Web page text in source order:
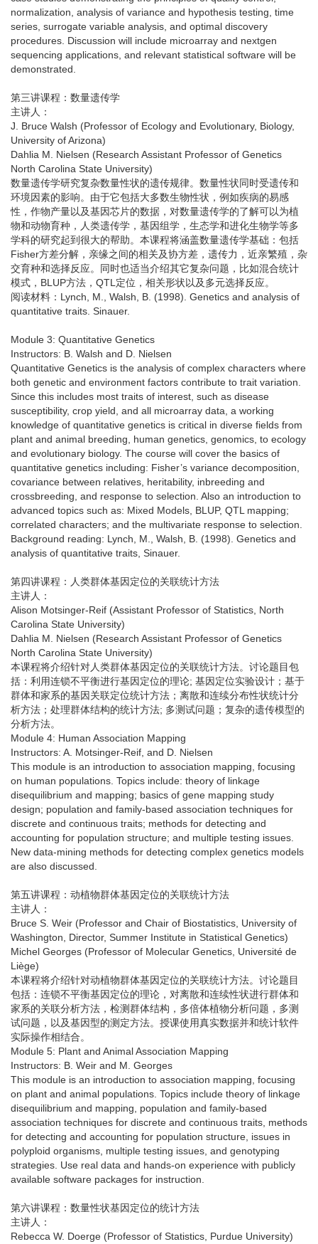
normalization, analysis of variance and hypothesis testing, time
series, surrogate variable analysis, and optimal discovery
procedures. Discussion will include microarray and nextgen
sequencing applications, and relevant statistical software will be
demonstrated.
第三讲课程：数量遗传学
主讲人：
J. Bruce Walsh (Professor of Ecology and Evolutionary, Biology,
University of Arizona)
Dahlia M. Nielsen (Research Assistant Professor of Genetics
North Carolina State University)
数量遗传学研究复杂数量性状的遗传规律。数量性状同时受遗传和
环境因素的影响。由于它包括大多数生物性状，例如疾病的易感
性，作物产量以及基因芯片的数据，对数量遗传学的了解可以为植
物和动物育种，人类遗传学，基因组学，生态学和进化生物学等多
学科的研究起到很大的帮助。本课程将涵盖数量遗传学基础：包括
Fisher方差分解，亲缘之间的相关及协方差，遗传力，近亲繁殖，杂
交育种和选择反应。同时也适当介绍其它复杂问题，比如混合统计
模式，BLUP方法，QTL定位，相关形状以及多元选择反应。
阅读材料：Lynch, M., Walsh, B. (1998). Genetics and analysis of
quantitative traits. Sinauer.
Module 3: Quantitative Genetics
Instructors: B. Walsh and D. Nielsen
Quantitative Genetics is the analysis of complex characters where
both genetic and environment factors contribute to trait variation.
Since this includes most traits of interest, such as disease
susceptibility, crop yield, and all microarray data, a working
knowledge of quantitative genetics is critical in diverse fields from
plant and animal breeding, human genetics, genomics, to ecology
and evolutionary biology. The course will cover the basics of
quantitative genetics including: Fisher’s variance decomposition,
covariance between relatives, heritability, inbreeding and
crossbreeding, and response to selection. Also an introduction to
advanced topics such as: Mixed Models, BLUP, QTL mapping;
correlated characters; and the multivariate response to selection.
Background reading: Lynch, M., Walsh, B. (1998). Genetics and
analysis of quantitative traits, Sinauer.
第四讲课程：人类群体基因定位的关联统计方法
主讲人：
Alison Motsinger-Reif (Assistant Professor of Statistics, North
Carolina State University)
Dahlia M. Nielsen (Research Assistant Professor of Genetics
North Carolina State University)
本课程将介绍针对人类群体基因定位的关联统计方法。讨论题目包
括：利用连锁不平衡进行基因定位的理论; 基因定位实验设计；基于
群体和家系的基因关联定位统计方法；离散和连续分布性状统计分
析方法；处理群体结构的统计方法; 多测试问题；复杂的遗传模型的
分析方法。
Module 4: Human Association Mapping
Instructors: A. Motsinger-Reif, and D. Nielsen
This module is an introduction to association mapping, focusing
on human populations. Topics include: theory of linkage
disequilibrium and mapping; basics of gene mapping study
design; population and family-based association techniques for
discrete and continuous traits; methods for detecting and
accounting for population structure; and multiple testing issues.
New data-mining methods for detecting complex genetics models
are also discussed.
第五讲课程：动植物群体基因定位的关联统计方法
主讲人：
Bruce S. Weir (Professor and Chair of Biostatistics, University of
Washington, Director, Summer Institute in Statistical Genetics)
Michel Georges (Professor of Molecular Genetics, Université de
Liège)
本课程将介绍针对动植物群体基因定位的关联统计方法。讨论题目
包括：连锁不平衡基因定位的理论，对离散和连续性状进行群体和
家系的关联分析方法，检测群体结构，多倍体植物分析问题，多测
试问题，以及基因型的测定方法。授课使用真实数据并和统计软件
实际操作相结合。
Module 5: Plant and Animal Association Mapping
Instructors: B. Weir and M. Georges
This module is an introduction to association mapping, focusing
on plant and animal populations. Topics include theory of linkage
disequilibrium and mapping, population and family-based
association techniques for discrete and continuous traits, methods
for detecting and accounting for population structure, issues in
polyploid organisms, multiple testing issues, and genotyping
strategies. Use real data and hands-on experience with publicly
available software packages for instruction.
第六讲课程：数量性状基因定位的统计方法
主讲人：
Rebecca W. Doerge (Professor of Statistics, Purdue University)